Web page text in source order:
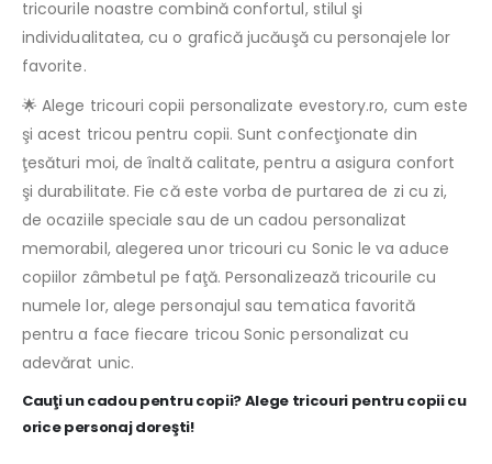
tricourile noastre combină confortul, stilul şi
individualitatea, cu o grafică jucăuşă cu personajele lor
favorite.
🌟 Alege tricouri copii personalizate evestory.ro, cum este
şi acest tricou pentru copii. Sunt confecţionate din
ţesături moi, de înaltă calitate, pentru a asigura confort
şi durabilitate. Fie că este vorba de purtarea de zi cu zi,
de ocaziile speciale sau de un cadou personalizat
memorabil, alegerea unor tricouri cu Sonic le va aduce
copiilor zâmbetul pe faţă. Personalizează tricourile cu
numele lor, alege personajul sau tematica favorită
pentru a face fiecare tricou Sonic personalizat cu
adevărat unic.
Cauţi un cadou pentru copii? Alege tricouri pentru copii cu
orice personaj doreşti!